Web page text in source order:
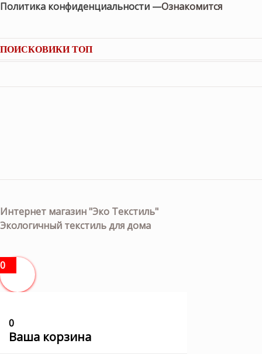
Политика конфиденциальности —Ознакомится
ПОИСКОВИКИ ТОП
Интернет магазин "Эко Текстиль"
Экологичный текстиль для дома
0
0
Ваша корзина